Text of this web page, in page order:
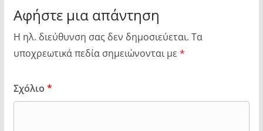
Αφήστε μια απάντηση
Η ηλ. διεύθυνση σας δεν δημοσιεύεται. Τα
υποχρεωτικά πεδία σημειώνονται με *
Σχόλιο *